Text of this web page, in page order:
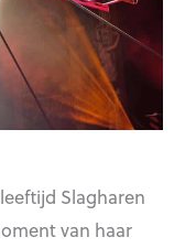
Slagharen
van haar